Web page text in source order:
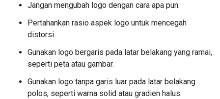
Jangan mengubah logo dengan cara apa pun.
Pertahankan rasio aspek logo untuk mencegah
distorsi.
Gunakan logo bergaris pada latar belakang yang ramai,
seperti peta atau gambar.
Gunakan logo tanpa garis luar pada latar belakang
polos, seperti warna solid atau gradien halus.